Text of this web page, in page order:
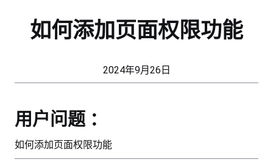
如何添加页面权限功能
2024年9月26日
用户问题 ：
如何添加页面权限功能